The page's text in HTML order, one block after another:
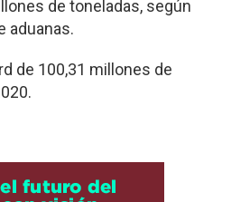
de toneladas, según
aduanas.
de 100,31 millones de